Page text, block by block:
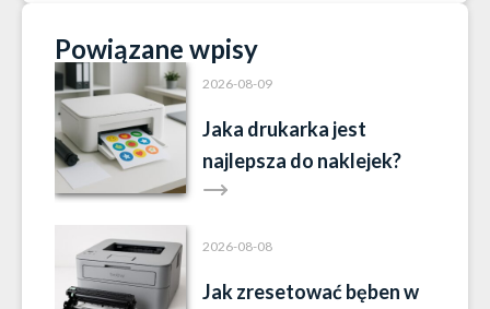
Powiązane wpisy
2026-08-09
Jaka drukarka jest
najlepsza do naklejek?
2026-08-08
Jak zresetować bęben w